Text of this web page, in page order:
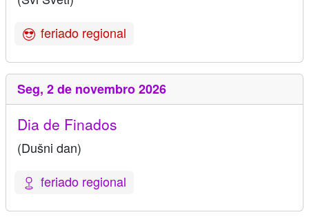
feriado regional
Seg, 2 de novembro 2026
Dia de Finados
(Dušni dan)
feriado regional